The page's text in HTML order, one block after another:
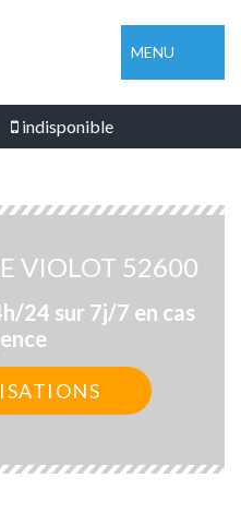
MENU
indisponible
VIOLOT 52600
24 sur 7j/7 en cas